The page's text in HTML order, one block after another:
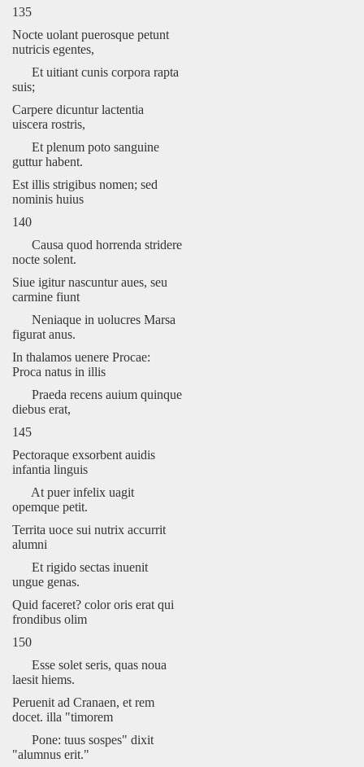
135
Nocte uolant puerosque petunt
nutricis egentes,
Et uitiant cunis corpora rapta
suis;
Carpere dicuntur lactentia
uiscera rostris,
Et plenum poto sanguine
guttur habent.
Est illis strigibus nomen; sed
nominis huius
140
Causa quod horrenda stridere
nocte solent.
Siue igitur nascuntur aues, seu
carmine fiunt
Neniaque in uolucres Marsa
figurat anus.
In thalamos uenere Procae:
Proca natus in illis
Praeda recens auium quinque
diebus erat,
145
Pectoraque exsorbent auidis
infantia linguis
At puer infelix uagit
opemque petit.
Territa uoce sui nutrix accurrit
alumni
Et rigido sectas inuenit
ungue genas.
Quid faceret? color oris erat qui
frondibus olim
150
Esse solet seris, quas noua
laesit hiems.
Peruenit ad Cranaen, et rem
docet. illa "timorem
Pone: tuus sospes" dixit
"alumnus erit."